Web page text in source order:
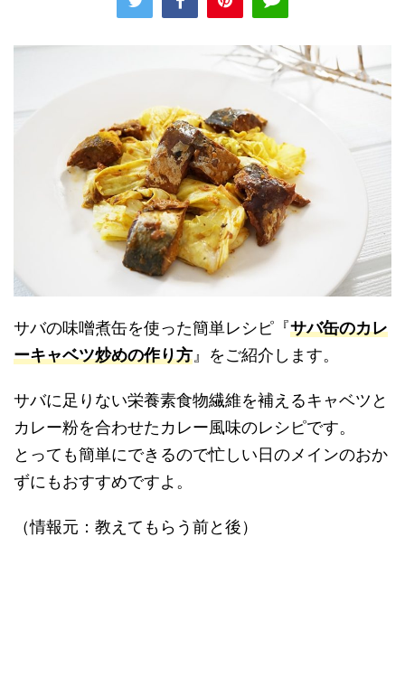
サバの味噌煮缶を使った簡単レシピ『サバ缶のカレ
ーキャベツ炒めの作り方 』をご紹介します。
サバに足りない栄養素食物繊維を補えるキャベツと
カレー粉を合わせたカレー風味のレシピです。
とっても簡単にできるので忙しい日のメインのおか
ずにもおすすめですよ。
（情報元：教えてもらう前と後）